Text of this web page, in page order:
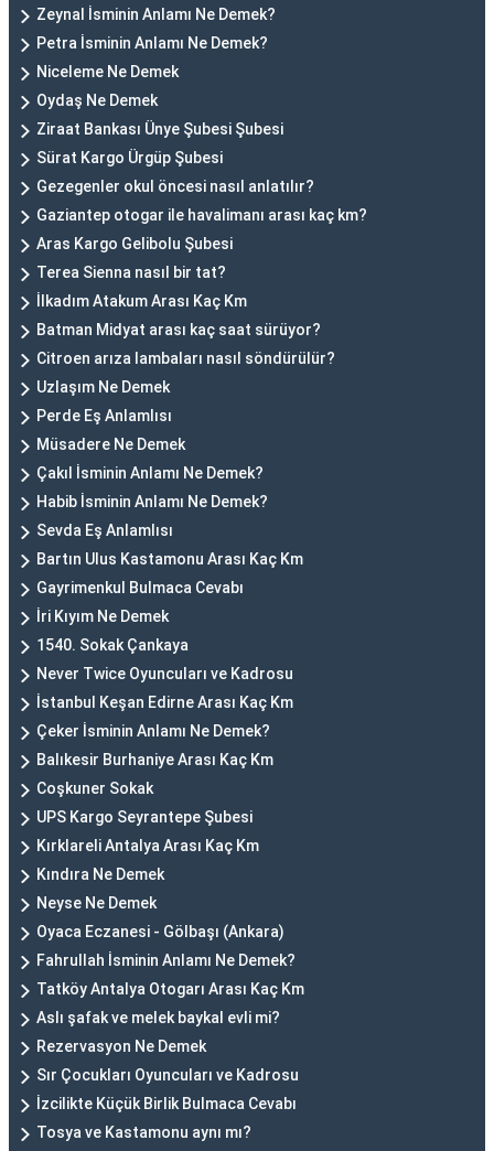
Zeynal İsminin Anlamı Ne Demek?
Petra İsminin Anlamı Ne Demek?
Niceleme Ne Demek
Oydaş Ne Demek
Ziraat Bankası Ünye Şubesi Şubesi
Sürat Kargo Ürgüp Şubesi
Gezegenler okul öncesi nasıl anlatılır?
Gaziantep otogar ile havalimanı arası kaç km?
Aras Kargo Gelibolu Şubesi
Terea Sienna nasıl bir tat?
İlkadım Atakum Arası Kaç Km
Batman Midyat arası kaç saat sürüyor?
Citroen arıza lambaları nasıl söndürülür?
Uzlaşım Ne Demek
Perde Eş Anlamlısı
Müsadere Ne Demek
Çakıl İsminin Anlamı Ne Demek?
Habib İsminin Anlamı Ne Demek?
Sevda Eş Anlamlısı
Bartın Ulus Kastamonu Arası Kaç Km
Gayrimenkul Bulmaca Cevabı
İri Kıyım Ne Demek
1540. Sokak Çankaya
Never Twice Oyuncuları ve Kadrosu
İstanbul Keşan Edirne Arası Kaç Km
Çeker İsminin Anlamı Ne Demek?
Balıkesir Burhaniye Arası Kaç Km
Coşkuner Sokak
UPS Kargo Seyrantepe Şubesi
Kırklareli Antalya Arası Kaç Km
Kındıra Ne Demek
Neyse Ne Demek
Oyaca Eczanesi - Gölbaşı (Ankara)
Fahrullah İsminin Anlamı Ne Demek?
Tatköy Antalya Otogarı Arası Kaç Km
Aslı şafak ve melek baykal evli mi?
Rezervasyon Ne Demek
Sır Çocukları Oyuncuları ve Kadrosu
İzcilikte Küçük Birlik Bulmaca Cevabı
Tosya ve Kastamonu aynı mı?